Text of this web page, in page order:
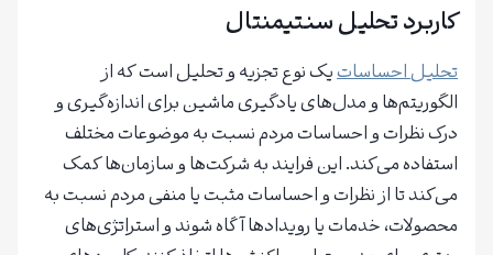
کاربرد تحلیل سنتیمنتال
تحلیل احساساتیک نوع تجزیه و تحلیل است که از
الگوریتم‌ها و مدل‌های یادگیری ماشین برای اندازه‌گیری و
درک نظرات و احساسات مردم نسبت به موضوعات مختلف
استفاده می‌کند. این فرایند به شرکت‌ها و سازمان‌ها کمک
می‌کند تا از نظرات و احساسات مثبت یا منفی مردم نسبت به
محصولات، خدمات یا رویدادها آگاه شوند و استراتژی‌های